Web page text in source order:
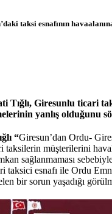
taksi esnafının
Tığlı, Giresunlu ticari
yanlış olduğunu
“Giresun’dan Ordu-
taksilerin müşterilerini
sağlanmaması
taksici esnafı ile Ordu
bir sorun yaşadığı